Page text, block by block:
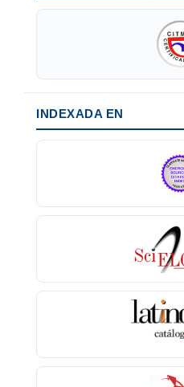
INDEXADA EN